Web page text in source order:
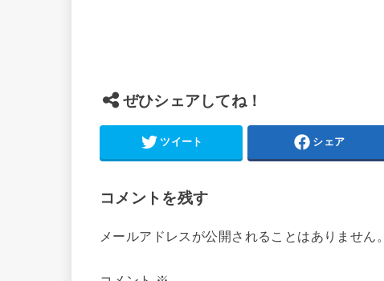
ぜひシェアしてね！
ツイート シェア
コメントを残す
メールアドレスが公開されることはありません。